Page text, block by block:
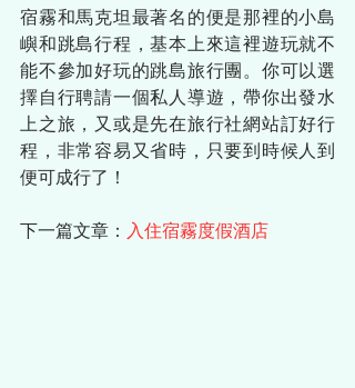
宿霧和馬克坦最著名的便是那裡的小島
嶼和跳島行程，基本上來這裡遊玩就不
能不參加好玩的跳島旅行團。你可以選
擇自行聘請一個私人導遊，帶你出發水
上之旅，又或是先在旅行社網站訂好行
程，非常容易又省時，只要到時候人到
便可成行了！
下一篇文章： 入住宿霧度假酒店